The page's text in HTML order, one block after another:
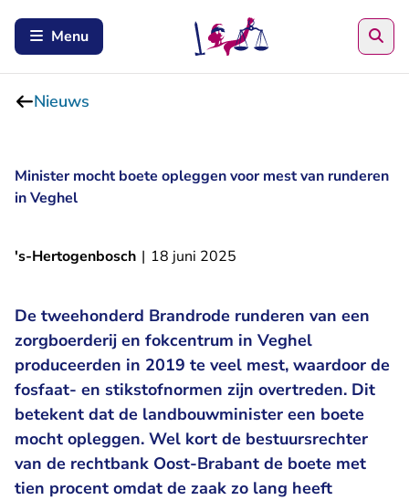
Menu
Nieuws
Minister mocht boete opleggen voor mest van runderen
in Veghel
's-Hertogenbosch | 18 juni 2025
De tweehonderd Brandrode runderen van een
zorgboerderij en fokcentrum in Veghel
produceerden in 2019 te veel mest, waardoor de
fosfaat- en stikstofnormen zijn overtreden. Dit
betekent dat de landbouwminister een boete
mocht opleggen. Wel kort de bestuursrechter
van de rechtbank Oost-Brabant de boete met
tien procent omdat de zaak zo lang heeft